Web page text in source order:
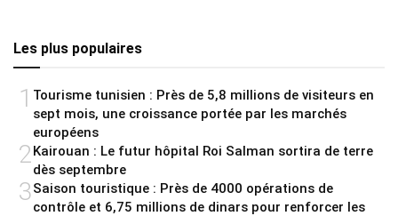
Les plus populaires
1 Tourisme tunisien : Près de 5,8 millions de visiteurs en
sept mois, une croissance portée par les marchés
européens
2Kairouan : Le futur hôpital Roi Salman sortira de terre
dès septembre
3Saison touristique : Près de 4000 opérations de
contrôle et 6,75 millions de dinars pour renforcer les